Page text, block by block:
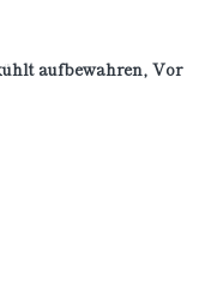
aufbewahren, Vor